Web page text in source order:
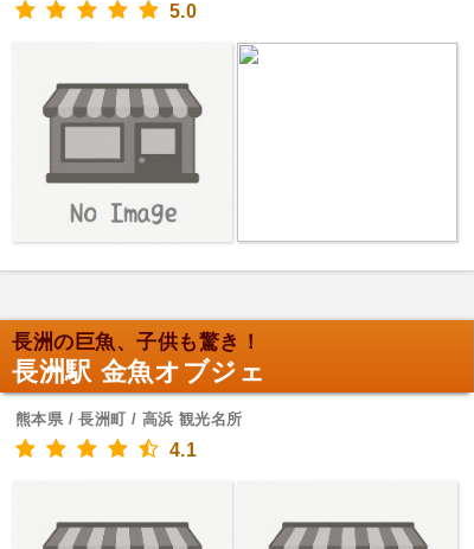
5.0
長洲の巨魚、子供も驚き！
長洲駅 金魚オブジェ
熊本県 / 長洲町 / 高浜 観光名所
4.1